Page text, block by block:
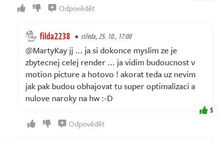
Odpovědět
filda2238 středa, 25. 10., 17:00
@MartyKay jj ... ja si dokonce myslim ze je
zbytecnej celej render ... ja vidim budoucnost v
motion picture a hotovo ! akorat teda uz nevim
jak pak budou obhajovat tu super optimalizaci a
nulove naroky na hw :-D
5
Odpovědět